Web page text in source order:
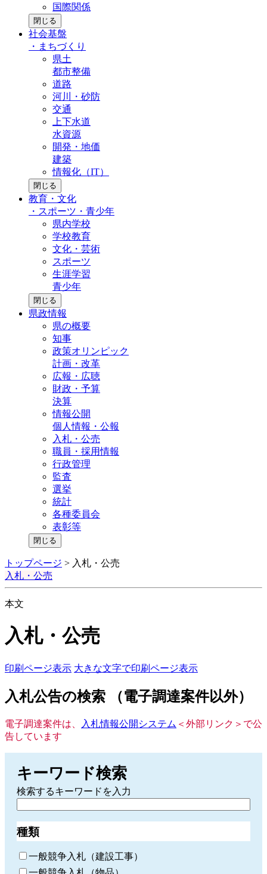
国際関係
閉じる
社会基盤
・ まちづくり
県土
都市整備
道路
河川・砂防
交通
上下水道
水資源
開発・地価
建築
情報化（IT）
閉じる
教育・文化
・ スポーツ・青少年
県内学校
学校教育
文化・芸術
スポーツ
生涯学習
青少年
閉じる
県政情報
県の概要
知事
政策オリンピック
計画・改革
広報・広聴
財政・予算
決算
情報公開
個人情報・公報
入札・公売
職員・採用情報
行政管理
監査
選挙
統計
各種委員会
表彰等
閉じる
トップページ > 入札・公売
入札・公売
本文
入札・公売
印刷ページ表示 大きな文字で印刷ページ表示
入札公告の検索 （電子調達案件以外）
電子調達案件は、 入札情報公開システム ＜外部リンク＞ で公
告しています
キーワード検索
検索するキーワードを入力
種類
一般競争入札（建設工事）